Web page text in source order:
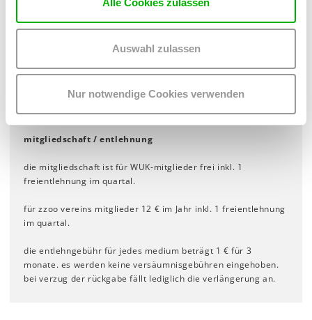
Alle Cookies zulassen
Auswahl zulassen
Nur notwendige Cookies verwenden
E-Mailevolutionsbibliothek@gmail.com
mitgliedschaft / entlehnung
die mitgliedschaft ist für WUK-mitglieder frei inkl. 1
freientlehnung im quartal.
für zzoo vereins mitglieder 12 € im Jahr inkl. 1 freientlehnung
im quartal.
die entlehngebühr für jedes medium beträgt 1 € für 3
monate. es werden keine versäumnisgebühren eingehoben.
bei verzug der rückgabe fällt lediglich die verlängerung an.